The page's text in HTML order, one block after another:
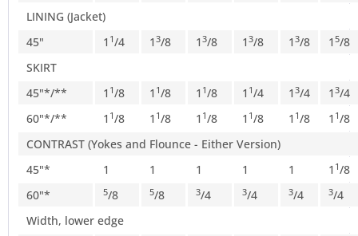
LINING (Jacket)
45"
1 1/4 1 3/8 1 3/8 1 3/8 1 3/8 1 5/8
SKIRT
45"*/**
1 1/8 1 1/8 1 1/8 1 1/4 1 3/4 1 3/4
60"*/**
1 1/8 1 1/8 1 1/8 1 1/8 1 1/8 1 1/8
CONTRAST (Yokes and Flounce - Either Version)
45"*
1 1 1 1 1 1 1/8
60"*
5/8 5/8 3/4 3/4 3/4 3/4
Width, lower edge